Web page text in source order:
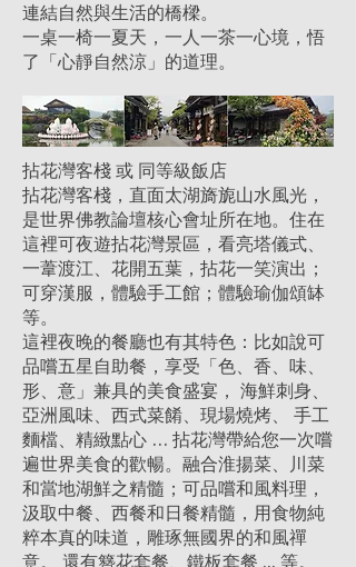
連結自然與生活的橋樑。
一桌一椅一夏天，一人一茶一心境，悟
了「心靜自然涼」的道理。
拈花灣客棧 或 同等級飯店
拈花灣客棧，直面太湖旖旎山水風光，
是世界佛教論壇核心會址所在地。住在
這裡可夜遊拈花灣景區，看亮塔儀式、
一葦渡江、花開五葉，拈花一笑演出；
可穿漢服，體驗手工館；體驗瑜伽頌缽
等。
這裡夜晚的餐廳也有其特色：比如說可
品嚐五星自助餐，享受「色、香、味、
形、意」兼具的美食盛宴， 海鮮刺身、
亞洲風味、西式菜餚、現場燒烤、 手工
麵檔、精緻點心 … 拈花灣帶給您一次嚐
遍世界美食的歡暢。融合淮揚菜、川菜
和當地湖鮮之精髓；可品嚐和風料理，
汲取中餐、西餐和日餐精髓，用食物純
粹本真的味道，雕琢無國界的和風禪
意。 還有簪花套餐、鐵板套餐 ... 等。